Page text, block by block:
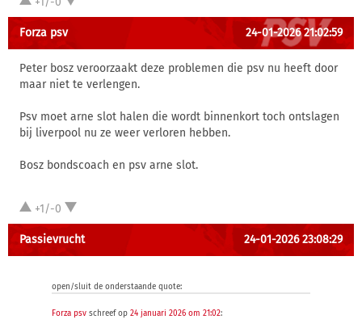
Forza psv 24-01-2026 21:02:59
Peter bosz veroorzaakt deze problemen die psv nu heeft door
maar niet te verlengen.
Psv moet arne slot halen die wordt binnenkort toch ontslagen
bij liverpool nu ze weer verloren hebben.
Bosz bondscoach en psv arne slot.
+1/-0
Passievrucht 24-01-2026 23:08:29
open/sluit de onderstaande quote:
Forza psv schreef op 24 januari 2026 om 21:02: